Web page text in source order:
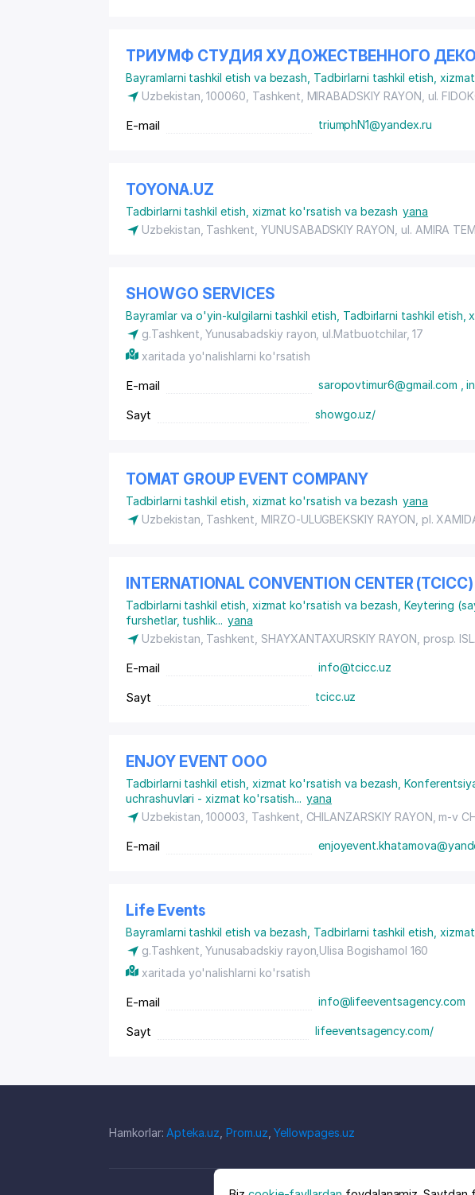
ТРИУМФ СТУДИЯ ХУДОЖЕСТВЕННОГО
Bayramlarni tashkil etish va bezash Tadbirlarni tashkil etish,
Uzbekistan, 100060, Tashkent, MIRABADSKIY RAYON , ul.
E-mail triumphN1@yandex.ru
TOYONA.UZ
Tadbirlarni tashkil etish, xizmat ko'rsatish va bezash yana
Uzbekistan, Tashkent, YUNUSABADSKIY RAYON ul. AMIRA
SHOWGO SERVICES
Bayramlar va o'yin-kulgilarni tashkil etish Tadbirlarni tashkil etish,
g.Tashkent,Yunusabadskiy rayon , ul.Matbuotchilar, 17
xaritada yo'nalishlarni ko'rsatish
E-mail saropovtimur6@gmail.com ,
Sayt showgo.uz/
TOMAT GROUP EVENT COMPANY
Tadbirlarni tashkil etish, xizmat ko'rsatish va bezash yana
Uzbekistan, Tashkent, MIRZO-ULUGBEKSKIY RAYON pl.
INTERNATIONAL CONVENTION CENTER (TCICC)
Tadbirlarni tashkil etish, xizmat ko'rsatish va bezash ,Keytering
furshetlar, tushlik... yana
Uzbekistan, Tashkent, SHAYXANTAXURSKIY RAYON prosp.
E-mail info@tcicc.uz
Sayt tcicc.uz
ENJOY EVENT ООО
Tadbirlarni tashkil etish, xizmat ko'rsatish va bezash ,
uchrashuvlari - xizmat ko'rsatish... yana
Uzbekistan, 100003, Tashkent, CHILANZARSKIY RAYON , m-v
E-mail
Life Events
Bayramlarni tashkil etish va bezash Tadbirlarni tashkil etish,
g.Tashkent,Yunusabadskiy rayon ,Ulisa Bogishamol 160
xaritada yo'nalishlarni ko'rsatish
E-mail info@lifeeventsagency.com
Sayt lifeeventsagency.com/
Hamkorlar: Apteka.uz Prom.uz ,Yellowpages.uz